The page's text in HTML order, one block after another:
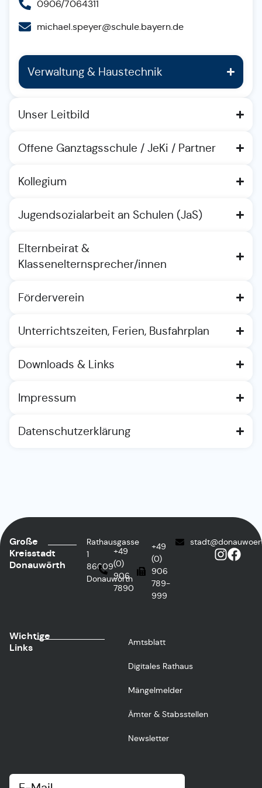
0906/7064311
michael.speyer@schule.bayern.de
Verwaltung & Haustechnik
Unser Leitbild
Offene Ganztagsschule / JeKi / Partner
Kollegium
Jugendsozialarbeit an Schulen (JaS)
Elternbeirat &
Klassenelternsprecher/innen
Förderverein
Unterrichtszeiten, Ferien, Busfahrplan
Downloads & Links
Impressum
Datenschutzerklärung
Große
Kreisstadt
Donauwörth
Rathausgasse
1
86609
Donauwörth
+49
(0)
906
7890
+49
(0)
906
789-
999
Wichtige
Links
Amtsblatt
Digitales Rathaus
Mängelmelder
Ämter & Stabsstellen
Newsletter